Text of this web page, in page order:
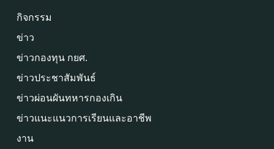
กิจกรรม
ข่าว
ข่าวกองทุน กยศ.
ข่าวประชาสัมพันธ์
ข่าวผ่อนผันทหารกองเกิน
ข่าวแนะแนวการเรียนและอาชีพ
งาน